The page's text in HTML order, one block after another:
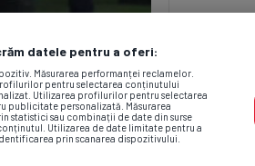
datele pentru a oferi:
Măsurarea performanței reclamelor.
pentru selectarea conținutului
Utilizarea profilurilor pentru selectarea
personalizată. Măsurarea
statistici sau combinații de date din surse
Utilizarea de date limitate pentru a
prin scanarea dispozitivului.